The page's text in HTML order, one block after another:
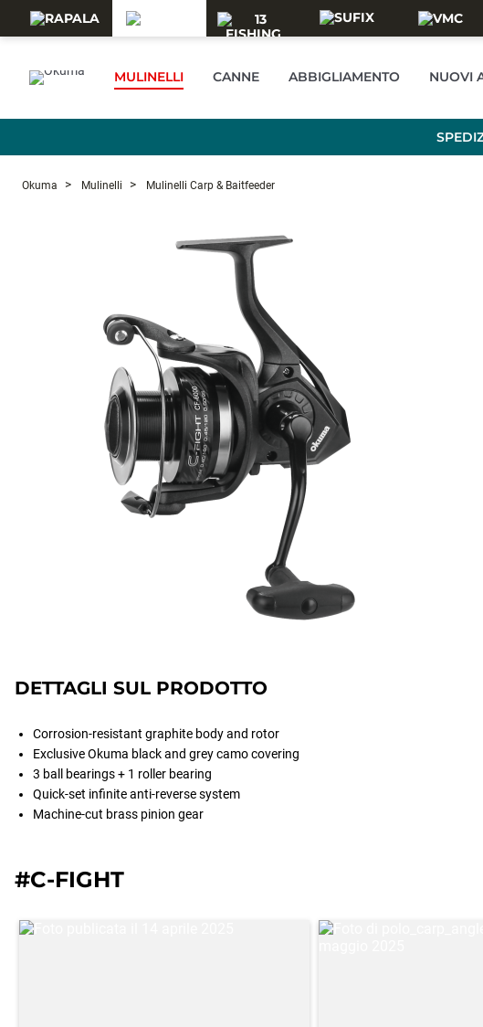
MULINELLI CANNE ABBIGLIAMENTO NUOVI
Okuma Mulinelli Mulinelli Carp & Baitfeeder
DETTAGLI SUL PRODOTTO
Corrosion-resistant graphite body and rotor
Exclusive Okuma black and grey camo covering
3 ball bearings + 1 roller bearing
Quick-set infinite anti-reverse system
Machine-cut brass pinion gear
#C-FIGHT